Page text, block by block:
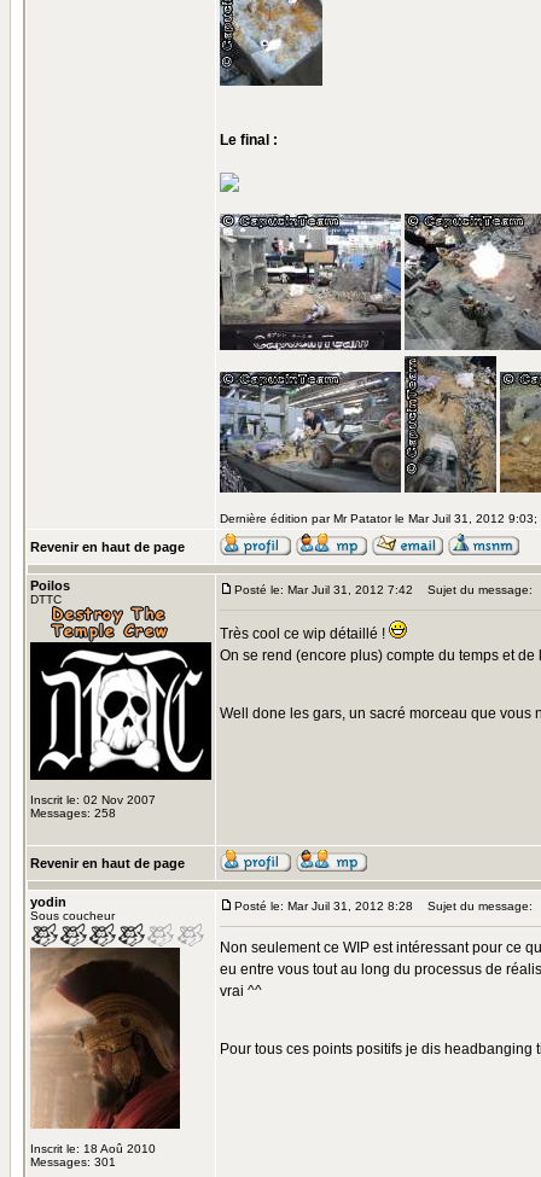
Le final :
Dernière édition par Mr Patator le Mar Juil 31, 2012
Revenir en haut de page
Poilos
DTTC
Inscrit le: 02 Nov 2007
Messages: 258
Posté le: Mar Juil 31, 2012 7:42 Sujet du message:
Très cool ce wip détaillé !
On se rend (encore plus) compte du temps et
Well done les gars, un sacré morceau que vous
Revenir en haut de page
yodin
Sous coucheur
Inscrit le: 18 Aoû 2010
Messages: 301
Posté le: Mar Juil 31, 2012 8:28 Sujet du message:
Non seulement ce WIP est intéressant pour ce
eu entre vous tout au long du processus de
vrai ^^
Pour tous ces points positifs je dis headbanging